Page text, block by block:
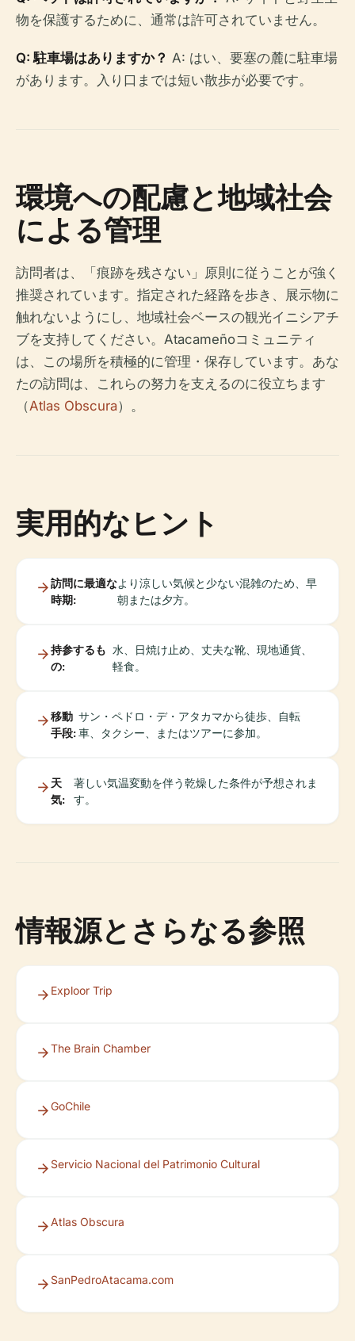
物を保護するために、通常は許可されていません。
Q: 駐車場はありますか？ A: はい、要塞の麓に駐車場
があります。入り口までは短い散歩が必要です。
環境への配慮と地域社会
による管理
訪問者は、「痕跡を残さない」原則に従うことが強く
推奨されています。指定された経路を歩き、展示物に
触れないようにし、地域社会ベースの観光イニシアチ
ブを支持してください。Atacameñoコミュニティ
は、この場所を積極的に管理・保存しています。あな
たの訪問は、これらの努力を支えるのに役立ちます
（Atlas Obscura）。
実用的なヒント
訪問に最適な
時期:
より涼しい気候と少ない混雑のため、早
朝または夕方。
持参するも
の:
水、日焼け止め、丈夫な靴、現地通貨、
軽食。
移動
手段:
サン・ペドロ・デ・アタカマから徒歩、自転
車、タクシー、またはツアーに参加。
天
気:
著しい気温変動を伴う乾燥した条件が予想されま
す。
情報源とさらなる参照
Exploor Trip
The Brain Chamber
GoChile
Servicio Nacional del Patrimonio Cultural
Atlas Obscura
SanPedroAtacama.com